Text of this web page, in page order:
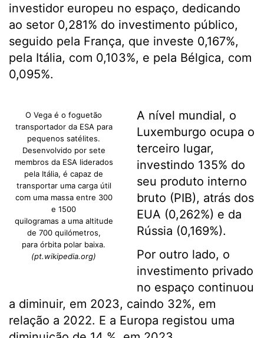
investidor europeu no espaço, dedicando
ao setor 0,281% do investimento público,
seguido pela França, que investe 0,167%,
pela Itália, com 0,103%, e pela Bélgica, com
0,095%.
O Vega é o foguetão
transportador da ESA para
pequenos satélites.
Desenvolvido por sete
membros da ESA liderados
pela Itália, é capaz de
transportar uma carga útil
com uma massa entre 300
e 1500
quilogramas a uma altitude
de 700 quilómetros,
para órbita polar baixa.
(pt.wikipedia.org)
A nível mundial, o
Luxemburgo ocupa o
terceiro lugar,
investindo 135% do
seu produto interno
bruto (PIB), atrás dos
EUA (0,262%) e da
Rússia (0,169%).
Por outro lado, o
investimento privado
no espaço continuou
a diminuir, em 2023, caindo 32%, em
relação a 2022. E a Europa registou uma